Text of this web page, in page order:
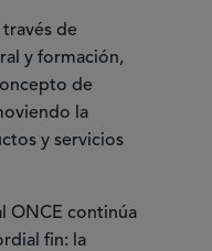
de
y formación,
de
la
y servicios
ONCE continúa
fin: la